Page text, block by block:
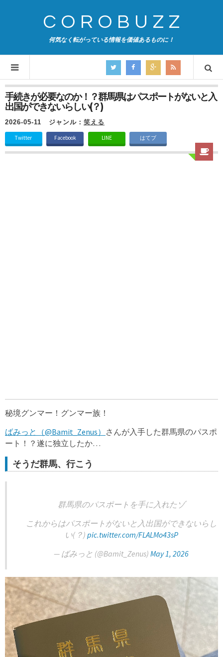
COROBUZZ
何気なく転がっている情報を価値あるものに！
手続きが必要なのか！？群馬県はパスポートがないと入
出国ができないらしい(？)
2026-05-11 ジャンル： 笑える
Twitter Facebook LINE はてブ
秘境グンマー！グンマー族！
ばみっと（@Bamit_Zenus） さんが入手した群馬県のパスポ
ート！？遂に独立したか…
そうだ群馬、行こう
群馬県のパスポートを手に入れたゾ
これからはパスポートがないと入出国ができないらし
い(？) pic.twitter.com/FLALMo43sP
— ばみっと (@Bamit_Zenus) May 1, 2026